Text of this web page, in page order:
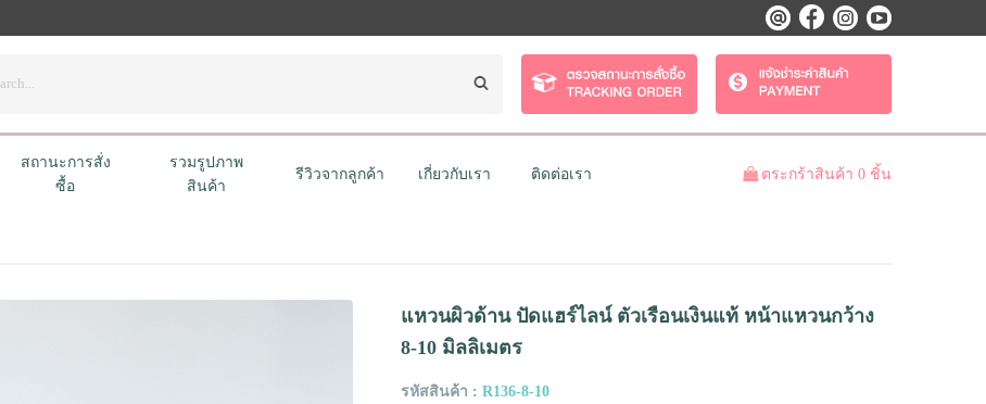
สถานะการสั่ง
ซื้อ
รวมรูปภาพ
สินค้า
รีวิวจากลูกค้า เกี่ยวกับเรา ติดต่อเรา ตระกร้าสินค้า 0 ชิ้น
แหวนผิวด้าน ปัดแฮร์ไลน์ ตัวเรือนเงินแท้ หน้าแหวนกว้าง
8-10 มิลลิเมตร
รหัสสินค้า : R136-8-10